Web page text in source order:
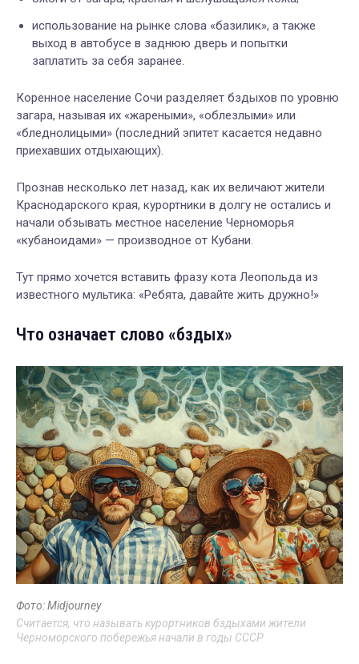
использование на рынке слова «базилик», а также
выход в автобусе в заднюю дверь и попытки
заплатить за себя заранее.
Коренное население Сочи разделяет бздыхов по уровню
загара, называя их «жареными», «облезлыми» или
«бледнолицыми» (последний эпитет касается недавно
приехавших отдыхающих).
Прознав несколько лет назад, как их величают жители
Краснодарского края, курортники в долгу не остались и
начали обзывать местное население Черноморья
«кубаноидами» — производное от Кубани.
Тут прямо хочется вставить фразу кота Леопольда из
известного мультика: «Ребята, давайте жить дружно!»
Что означает слово «бздых»
Фото: Midjourney
Считается, что называть курортников бздыхами жители
Черноморского побережья начали в годы СССР